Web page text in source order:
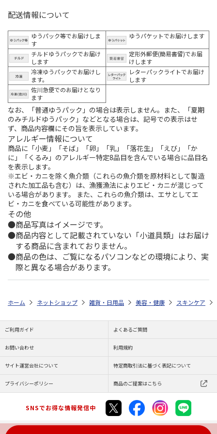
配送情報について
ゆうパック等でお届けしま
す
ゆうパケットでお届けします
チルドゆうパックでお届け
します
定形外郵便(簡易書留)でお届
けします
冷凍ゆうパックでお届けし
ます。
レターパックライトでお届け
します
佐川急便でのお届けとなり
ます
なお、「普通ゆうパック」の場合は表示しません。また、「夏期
のみチルドゆうパック」などとなる場合は、記号での表示はせ
ず、商品内容欄にその旨を表示しています。
アレルギー情報について
商品に「小麦」「そば」「卵」「乳」「落花生」「えび」「か
に」「くるみ」のアレルギー特定8品目を含んでいる場合に品目名
を表示します。
※エビ・カニを除く魚介類（これらの魚介類を原材料として製造
された加工品も含む）は、漁獲漁法によりエビ・カニが混じって
いる場合があります。 また、これらの魚介類は、エサとしてエ
ビ・カニを食べている可能性があります。
その他
商品写真はイメージです。
商品内容として記載されていない「小道具類」はお届け
する商品に含まれておりません。
商品の色は、ご覧になるパソコンなどの環境により、実
際と異なる場合があります。
ホーム ネットショップ 雑貨・日用品 美容・健康 スキンケア
ご利用ガイド よくあるご質問
お問い合わせ 利用規約
サイト運営会社について 特定商取引法に基づく表記について
プライバシーポリシー 商品のご提案はこちら
SNSでお得な情報発信中